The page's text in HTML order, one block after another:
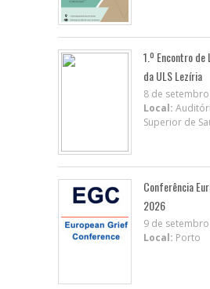
1.º Encontro
da ULS Lezíria
8 de
Local:
Superior de
Conferência
2026
9 de
Local: Porto